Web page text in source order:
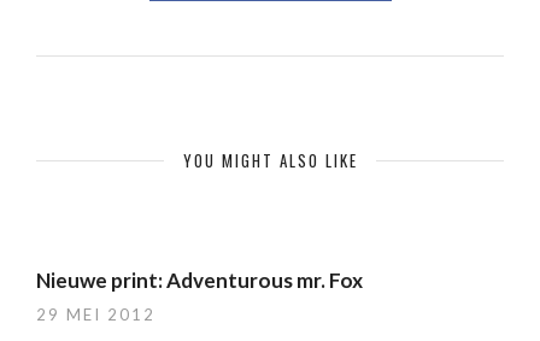
YOU MIGHT ALSO LIKE
Nieuwe print: Adventurous mr. Fox
29 MEI 2012